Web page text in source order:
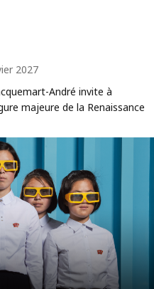
2027
André invite à
majeure de la Renaissance